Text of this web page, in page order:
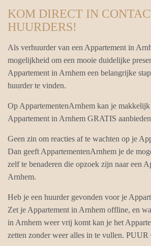
KOM DIRECT IN
HUURDERS!
Als verhuurder van een Appartement in
mogelijkheid om een mooie duidelijke
Appartement in Arnhem een belangrijke
huurder te vinden.
Op AppartementenArnhem kan je
Appartement in Arnhem GRATIS
Geen zin om reacties af te wachten op je
Dan geeft AppartementenArnhem je de
zelf te benaderen die opzoek zijn naar een
Arnhem.
Heb je een huurder gevonden voor je
Zet je Appartement in Arnhem offline, en
in Arnhem weer vrij komt kan je het
zetten zonder weer alles in te vullen.